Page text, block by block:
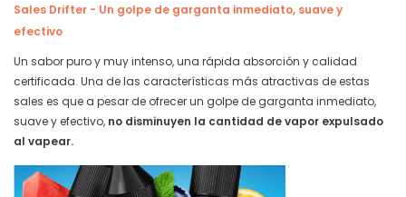
Sales Drifter - Un golpe de garganta inmediato, suave y
efectivo
Un sabor puro y muy intenso, una rápida absorción y calidad
certificada. Una de las características más atractivas de estas
sales es que a pesar de ofrecer un golpe de garganta inmediato,
suave y efectivo, no disminuyen la cantidad de vapor expulsado
al vapear.